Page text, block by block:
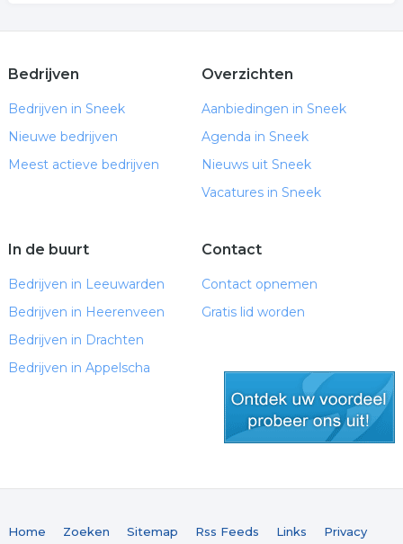
Bedrijven
Bedrijven in Sneek
Nieuwe bedrijven
Meest actieve bedrijven
Overzichten
Aanbiedingen in Sneek
Agenda in Sneek
Nieuws uit Sneek
Vacatures in Sneek
In de buurt
Bedrijven in Leeuwarden
Bedrijven in Heerenveen
Bedrijven in Drachten
Bedrijven in Appelscha
Contact
Contact opnemen
Gratis lid worden
Home Zoeken Sitemap Rss Feeds Links Privacy